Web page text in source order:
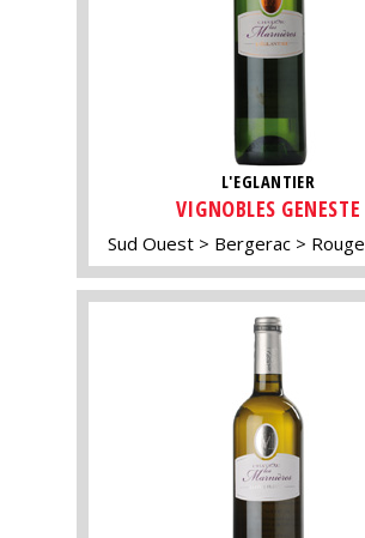
L'EGLANTIER
VIGNOBLES GENESTE
Sud Ouest Bergerac Rouge